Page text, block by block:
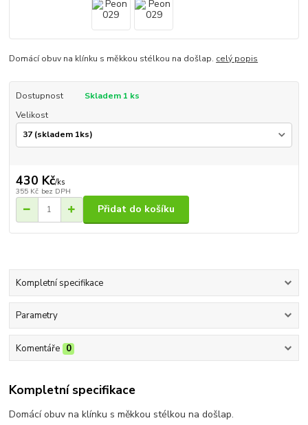
Domácí obuv na klínku s měkkou stélkou na došlap. celý popis
Dostupnost
Skladem 1 ks
Velikost
430 Kč/ks
355 Kč bez DPH
Přidat do košíku
Kompletní specifikace
Parametry
Komentáře 0
Kompletní specifikace
Domácí obuv na klínku s měkkou stélkou na došlap.